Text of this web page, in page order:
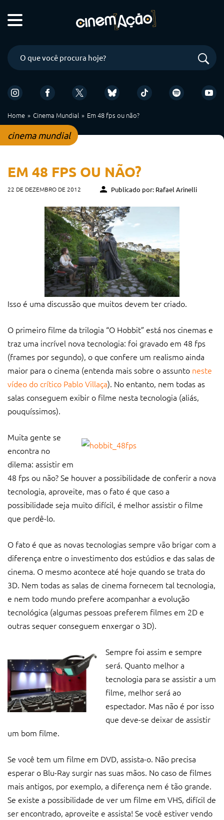
Home Cinema Mundial Em 48 fps ou não?
cinema mundial
EM 48 FPS OU NÃO?
22 DE DEZEMBRO DE 2012 Publicado por: Rafael Arinelli
Isso é uma discussão que muitos devem ter criado.
O primeiro filme da trilogia “O Hobbit” está nos cinemas e
traz uma incrível nova tecnologia: foi gravado em 48 fps
(frames por segundo), o que confere um realismo ainda
maior para o cinema (entenda mais sobre o assunto neste
vídeo do crítico Pablo Villaça). No entanto, nem todas as
salas conseguem exibir o filme nesta tecnologia (aliás,
pouquíssimos).
Muita gente se
encontra no
dilema: assistir em
48 fps ou não? Se houver a possibilidade de conferir a nova
tecnologia, aproveite, mas o fato é que caso a
possibilidade seja muito difícil, é melhor assistir o filme
que perdê-lo.
O fato é que as novas tecnologias sempre vão brigar com a
diferença entre o investimento dos estúdios e das salas de
cinema. O mesmo acontece até hoje quando se trata do
3D. Nem todas as salas de cinema fornecem tal tecnologia,
e nem todo mundo prefere acompanhar a evolução
tecnológica (algumas pessoas preferem filmes em 2D e
outras sequer conseguem enxergar o 3D).
Sempre foi assim e sempre
será. Quanto melhor a
tecnologia para se assistir a um
filme, melhor será ao
espectador. Mas não é por isso
que deve-se deixar de assistir
um bom filme.
Se você tem um filme em DVD, assista-o. Não precisa
esperar o Blu-Ray surgir nas suas mãos. No caso de filmes
mais antigos, por exemplo, a diferença nem é tão grande.
Se existe a possibilidade de ver um filme em VHS, difícil de
ser encontrado, aproveite e assista! Se você estiver vendo